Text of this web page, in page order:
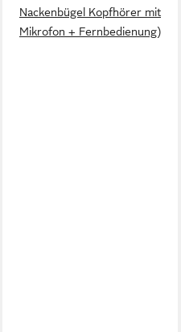
Nackenbügel Kopfhörer mit
Mikrofon + Fernbedienung)